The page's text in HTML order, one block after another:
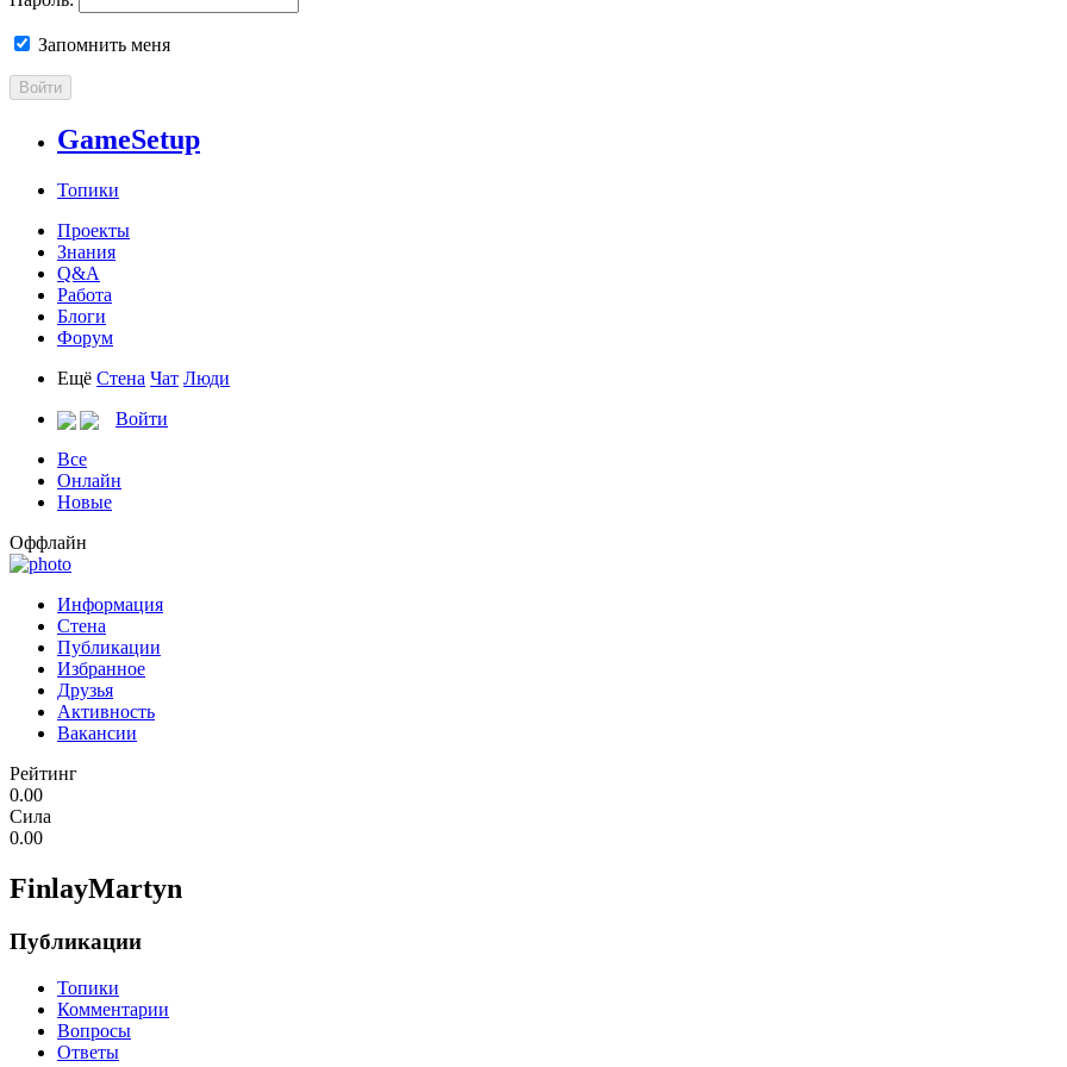
Запомнить меня
Войти
GameSetup
Топики
Проекты
Знания
Q&A
Работа
Блоги
Форум
Ещё Стена Чат Люди
Войти
Все
Онлайн
Новые
Оффлайн
Информация
Стена
Публикации
Избранное
Друзья
Активность
Вакансии
Рейтинг
0.00
Сила
0.00
FinlayMartyn
Публикации
Топики
Комментарии
Вопросы
Ответы